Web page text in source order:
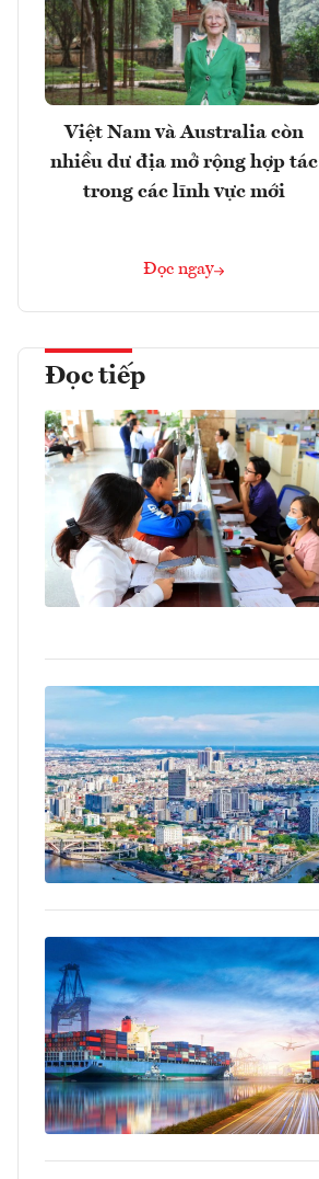
Việt Nam và Australia còn
nhiều dư địa mở rộng hợp tác
trong các lĩnh vực mới
Đọc ngay
Đọc tiếp